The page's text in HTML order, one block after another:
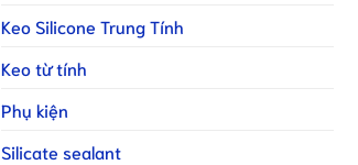
Keo Silicone Trung Tính
Keo từ tính
Phụ kiện
Silicate sealant